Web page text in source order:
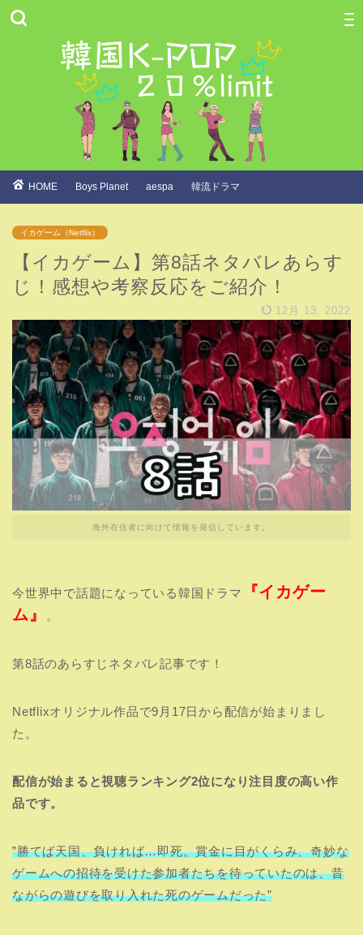
HOME Boys Planet aespa 韓流ドラマ
イカゲーム（Netflix）
【イカゲーム】第8話ネタバレあらす
じ！感想や考察反応をご紹介！
12月 13, 2022
海外在住者に向けて情報を発信しています。
今世界中で話題になっている韓国ドラマ
『イカゲー
ム』
。
第8話のあらすじネタバレ記事です！
Netflixオリジナル作品で9月17日から配信が始まりまし
た。
配信が始まると視聴ランキング2位になり注目度の高い作
品です。
”勝てば天国、負ければ…即死。賞金に目がくらみ、奇妙な
ゲームへの招待を受けた参加者たちを待っていたのは、昔
ながらの遊びを取り入れた死のゲームだった”